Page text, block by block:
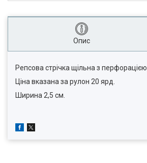
Опис
Репсова стрічка щільна з перфорацією.
Ціна вказана за рулон 20 ярд.
Ширина 2,5 см.